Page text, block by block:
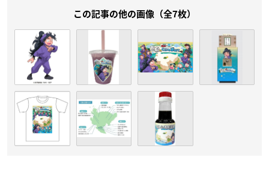
この記事の他の画像（全7枚）